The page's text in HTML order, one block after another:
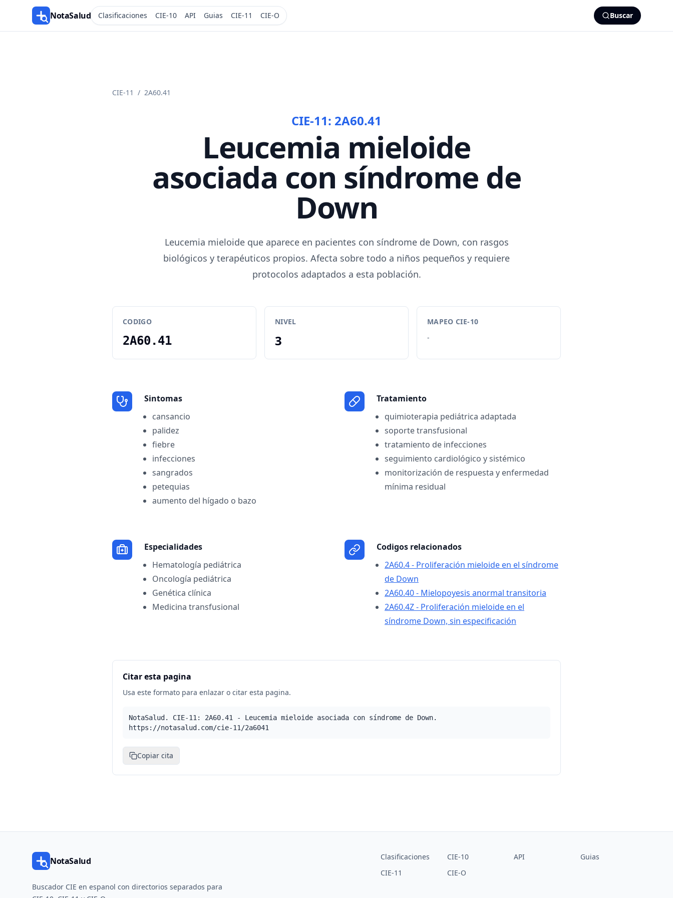
NotaSalud Clasificaciones CIE-10 API Guias CIE-11 CIE-O Buscar
CIE-11 / 2A60.41
CIE-11: 2A60.41
Leucemia mieloide
asociada con síndrome de
Down
Leucemia mieloide que aparece en pacientes con síndrome de Down, con rasgos
biológicos y terapéuticos propios. Afecta sobre todo a niños pequeños y requiere
protocolos adaptados a esta población.
CODIGO
2A60.41
NIVEL
3
MAPEO CIE-10
-
Sintomas
cansancio
palidez
fiebre
infecciones
sangrados
petequias
aumento del hígado o bazo
Tratamiento
quimioterapia pediátrica adaptada
soporte transfusional
tratamiento de infecciones
seguimiento cardiológico y sistémico
monitorización de respuesta y enfermedad
mínima residual
Especialidades
Hematología pediátrica
Oncología pediátrica
Genética clínica
Medicina transfusional
Codigos relacionados
2A60.4 - Proliferación mieloide en el síndrome
de Down
2A60.40 - Mielopoyesis anormal transitoria
2A60.4Z - Proliferación mieloide en el
síndrome Down, sin especificación
Citar esta pagina
Usa este formato para enlazar o citar esta pagina.
NotaSalud. CIE-11: 2A60.41 - Leucemia mieloide asociada con síndrome de Down.
https://notasalud.com/cie-11/2a6041
Copiar cita
NotaSalud
Buscador CIE en espanol con directorios separados para
Clasificaciones CIE-10 API
Guias
CIE-11
CIE-O